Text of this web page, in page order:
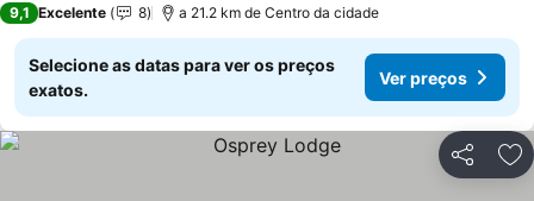
9,1 Excelente 8 a 21.2 km de Centro da cidade
Selecione as datas para ver os preços
exatos.
Ver preços
Partilhar